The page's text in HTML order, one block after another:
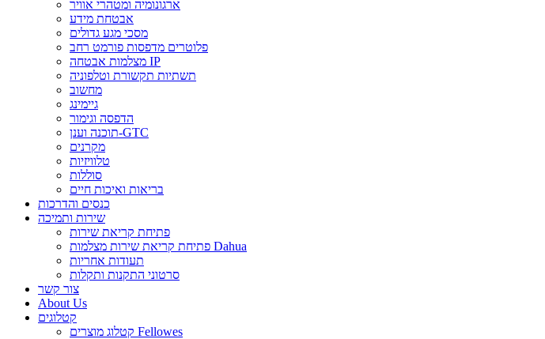
ארגונומיה ומטהרי אוויר
אבטחת מידע
מסכי מגע גדולים
פלוטרים מדפסות פורמט רחב
מצלמות אבטחה IP
תשתיות תקשורת וטלפוניה
מחשוב
גיימינג
הדפסה וגימור
תוכנה וענן-GTC
מקרנים
טלוויזיות
סוללות
בריאות ואיכות חיים
כנסים והדרכות
שירות ותמיכה
פתיחת קריאת שירות
פתיחת קריאת שירות מצלמות Dahua
תעודות אחריות
סרטוני התקנות ותקלות
צור קשר
About Us
קטלוגים
קטלוג מוצרים Fellowes